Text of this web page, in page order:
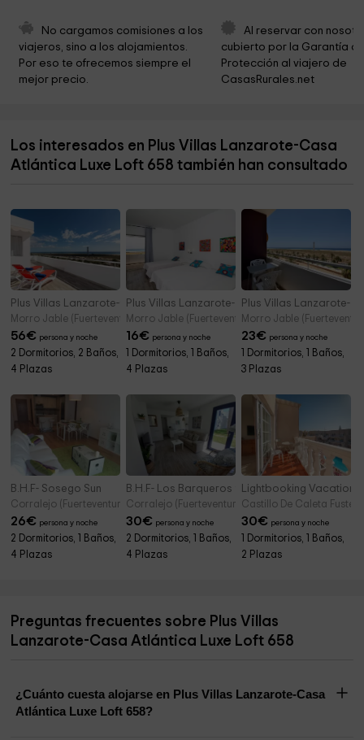
No cargamos comisiones a los
viajeros, sino a los alojamientos.
Por eso te ofrecemos siempre el
mejor precio.
Al reservar con
cubierto por la Garantía
Protección al viajero de
CasasRurales.net
Los interesados en Plus Villas Lanzarote-Casa
Atlántica Luxe Loft 658 también han consultado
Plus Villas Lanzarote-Casa Atlántica Luxe Loft 664
Morro Jable (Fuerteventura)
56€ persona y noche
2 Dormitorios, 2 Baños,
4 Plazas
Plus Villas Lanzarote- Casa Atlántica 559
Morro Jable (Fuerteventura)
16€ persona y noche
1 Dormitorios, 1 Baños,
4 Plazas
Plus Villas Lanzarote-
Morro Jable
23€ persona y noche
1 Dormitorios, 1 Baños,
3 Plazas
B.H.F- Sosego Sun
Corralejo (Fuerteventura)
26€ persona y noche
2 Dormitorios, 1 Baños,
4 Plazas
B.H.F- Los Barqueros 9
Corralejo (Fuerteventura)
30€ persona y noche
2 Dormitorios, 1 Baños,
4 Plazas
Lightbooking Vacation
Castillo De Caleta Fuste
30€ persona y noche
1 Dormitorios, 1 Baños,
2 Plazas
Preguntas frecuentes sobre Plus Villas
Lanzarote-Casa Atlántica Luxe Loft 658
¿Cuánto cuesta alojarse en Plus Villas Lanzarote-Casa
Atlántica Luxe Loft 658?